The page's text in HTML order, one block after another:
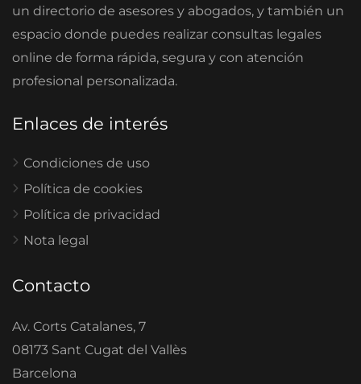
un directorio de asesores y abogados, y también un
espacio donde puedes realizar consultas legales
online de forma rápida, segura y con atención
profesional personalizada.
Enlaces de interés
Condiciones de uso
Política de cookies
Política de privacidad
Nota legal
Contacto
Av. Corts Catalanes, 7
08173 Sant Cugat del Vallès
Barcelona